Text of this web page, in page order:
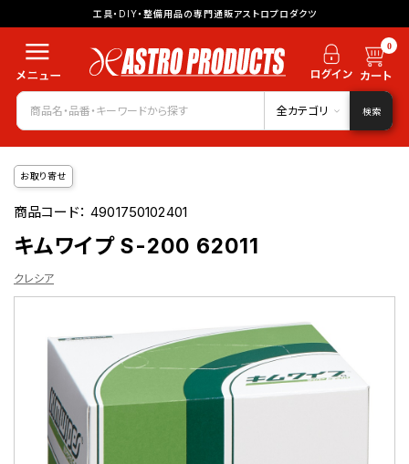
工具・DIY・整備用品の専門通販アストロプロダクツ
0
全カテゴリ 検索
お取り寄せ
商品コード：4901750102401
キムワイプ S-200 62011
クレシア